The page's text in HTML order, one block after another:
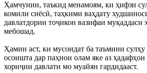
Ҳамчунин, таъкид менамоям, ки ҳифзи
комили сиёсӣ, таҳкими ваҳдату
давлатдории тоҷикон вазифаи
мебошад.
Ҳамин аст, ки мусоидат ба таъмини сулҳу
осоишта дар паҳнои олам яке аз ҳадафҳои
хориҷии давлати мо муайян гардидааст.